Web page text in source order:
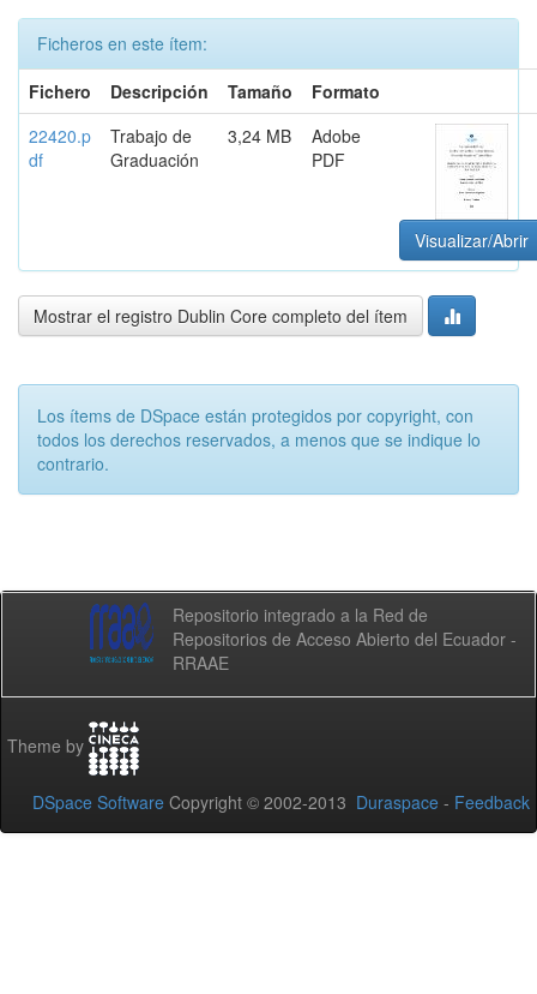
Ficheros en este ítem:
Fichero
Descripción Tamaño
Formato
22420.p
df
Trabajo de
Graduación
3,24 MB
Adobe
PDF
Visualizar/Abrir
Mostrar el registro Dublin Core completo del ítem
Los ítems de DSpace están protegidos por copyright, con
todos los derechos reservados, a menos que se indique lo
contrario.
Repositorio integrado a la Red de
Repositorios de Acceso Abierto del Ecuador -
RRAAE
Theme by
DSpace Software Copyright © 2002-2013 Duraspace - Feedback